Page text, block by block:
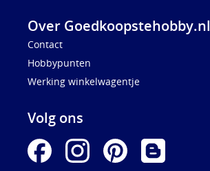
Over Goedkoopstehobby.nl
Contact
Hobbypunten
Werking winkelwagentje
Volg ons